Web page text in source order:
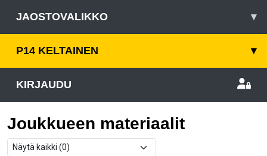
JAOSTOVALIKKO ▾
P14 KELTAINEN ▾
KIRJAUDU
Joukkueen materiaalit